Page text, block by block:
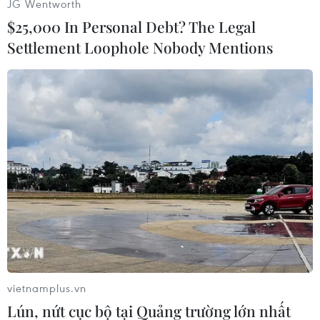
(TTXVN/Vietnam+)
JG Wentworth
$25,000 In Personal Debt? The Legal
Settlement Loophole Nobody Mentions
vietnamplus.vn
Lún, nứt cục bộ tại Quảng trường lớn nhất